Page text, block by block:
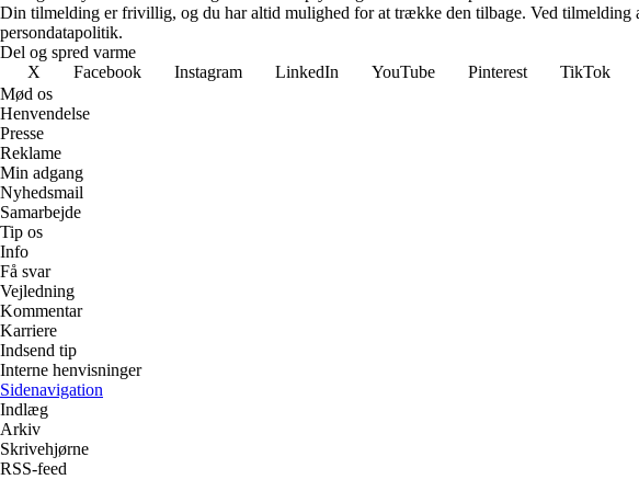
Din tilmelding er frivillig, og du har altid mulighed for at trække den tilbage. Ved tilmelding
persondatapolitik.
Del og spred varme
X
Facebook Instagram LinkedIn YouTube Pinterest TikTok
Mød os
Henvendelse
Presse
Reklame
Min adgang
Nyhedsmail
Samarbejde
Tip os
Info
Få svar
Vejledning
Kommentar
Karriere
Indsend tip
Interne henvisninger
Sidenavigation
Indlæg
Arkiv
Skrivehjørne
RSS-feed